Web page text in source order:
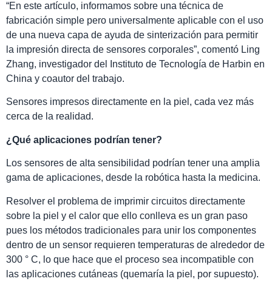
“En este artículo, informamos sobre una técnica de
fabricación simple pero universalmente aplicable con el uso
de una nueva capa de ayuda de sinterización para permitir
la impresión directa de sensores corporales”, comentó Ling
Zhang, investigador del Instituto de Tecnología de Harbin en
China y coautor del trabajo.
Sensores impresos directamente en la piel, cada vez más
cerca de la realidad.
¿Qué aplicaciones podrían tener?
Los sensores de alta sensibilidad podrían tener una amplia
gama de aplicaciones, desde la robótica hasta la medicina.
Resolver el problema de imprimir circuitos directamente
sobre la piel y el calor que ello conlleva es un gran paso
pues los métodos tradicionales para unir los componentes
dentro de un sensor requieren temperaturas de alrededor de
300 ° C, lo que hace que el proceso sea incompatible con
las aplicaciones cutáneas (quemaría la piel, por supuesto).